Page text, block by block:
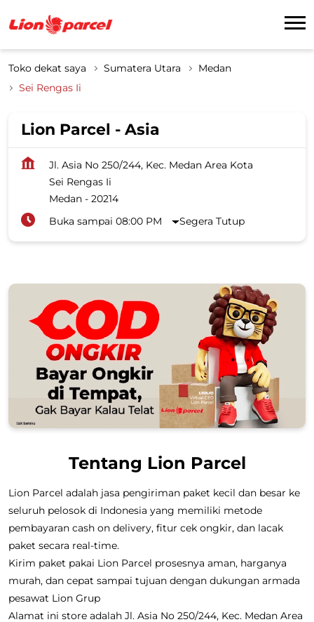
Toko dekat saya Sumatera Utara
Medan
Sei Rengas Ii
Lion Parcel - Asia
Jl. Asia No 250/244, Kec. Medan Area Kota
Sei Rengas Ii
Medan - 20214
Buka sampai 08:00 PM
Segera Tutup
Tentang Lion Parcel
Lion Parcel adalah jasa pengiriman paket kecil dan besar ke
seluruh pelosok di Indonesia yang memiliki metode
pembayaran cash on delivery, fitur cek ongkir, dan lacak
paket secara real-time.
Kirim paket pakai Lion Parcel prosesnya aman, harganya
murah, dan cepat sampai tujuan dengan dukungan armada
pesawat Lion Grup
Alamat ini store adalah Jl. Asia No 250/244, Kec. Medan Area